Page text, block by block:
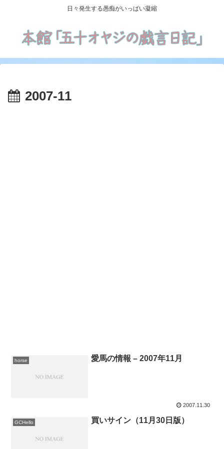
日々発生する愚痴がいっぱい凝縮
2007-11
horse 愛馬の情報 – 2007年11月
2007.11.30
GCHello 買いサイン（11月30日版）